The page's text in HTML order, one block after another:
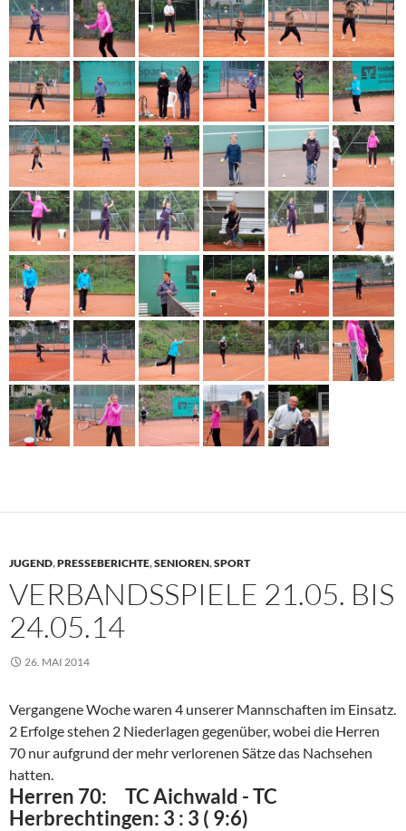
JUGEND,PRESSEBERICHTE,SENIOREN,SPORT
VERBANDSSPIELE 21.05. BIS
24.05.14
26. MAI 2014
Vergangene Woche waren 4 unserer Mannschaften im Einsatz.
2 Erfolge stehen 2 Niederlagen gegenüber, wobei die Herren
70 nur aufgrund der mehr verlorenen Sätze das Nachsehen
hatten.
Herren 70: TC Aichwald - TC
Herbrechtingen: 3 : 3 ( 9:6)